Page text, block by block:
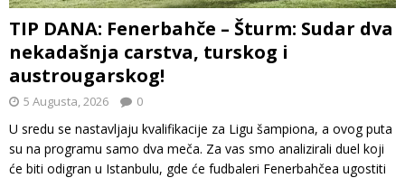
TIP DANA: Fenerbahče – Šturm: Sudar dva
nekadašnja carstva, turskog i
austrougarskog!
5 Augusta, 2026 0
U sredu se nastavljaju kvalifikacije za Ligu šampiona, a ovog puta
su na programu samo dva meča. Za vas smo analizirali duel koji
će biti odigran u Istanbulu, gde će fudbaleri Fenerbahčea ugostiti